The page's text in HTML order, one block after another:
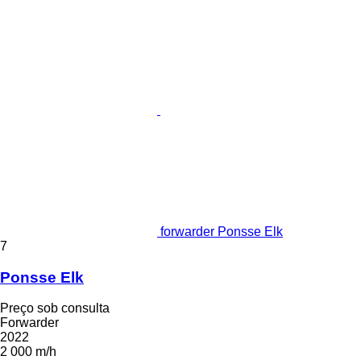
forwarder Ponsse Elk
7
Ponsse Elk
Preço sob consulta
Forwarder
2022
2 000 m/h